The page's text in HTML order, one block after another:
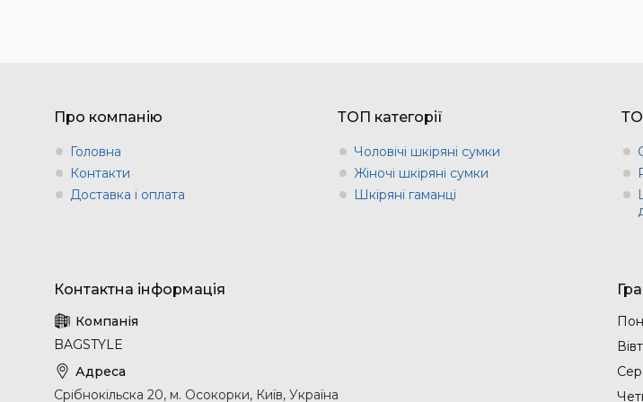
Про компанію
Головна
Контакти
Доставка і оплата
ТОП категорії
Чоловічі шкіряні сумки
Жіночі шкіряні сумки
Шкіряні гаманці
BAGSTYLE
Срібнокільска 20, м. Осокорки, Київ, Україна